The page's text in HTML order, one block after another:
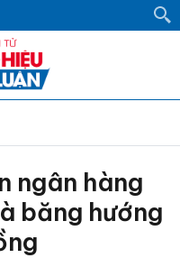
ngân hàng
băng hướng